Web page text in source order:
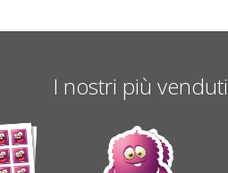
I nostri più venduti